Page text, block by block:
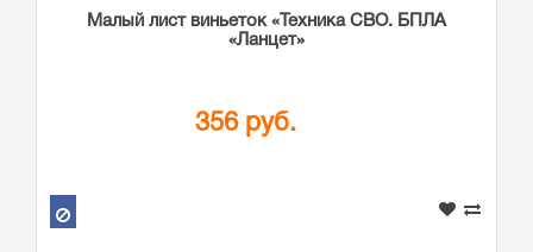
Малый лист виньеток «Техника СВО. БПЛА
«Ланцет»
356 руб.